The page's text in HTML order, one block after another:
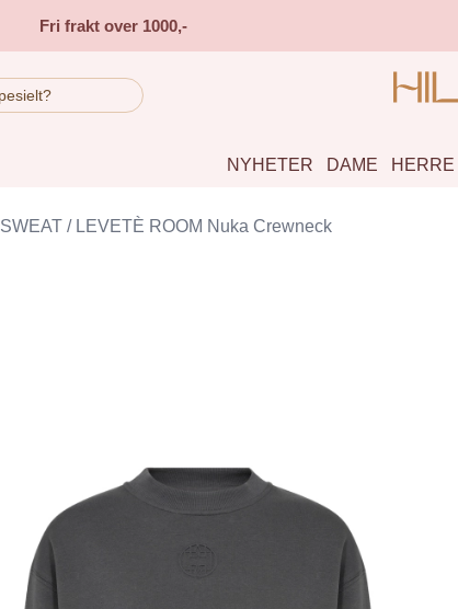
Fri frakt over 1000,-
NYHETER DAME HERRE
SWEAT / LEVETÈ ROOM Nuka Crewneck